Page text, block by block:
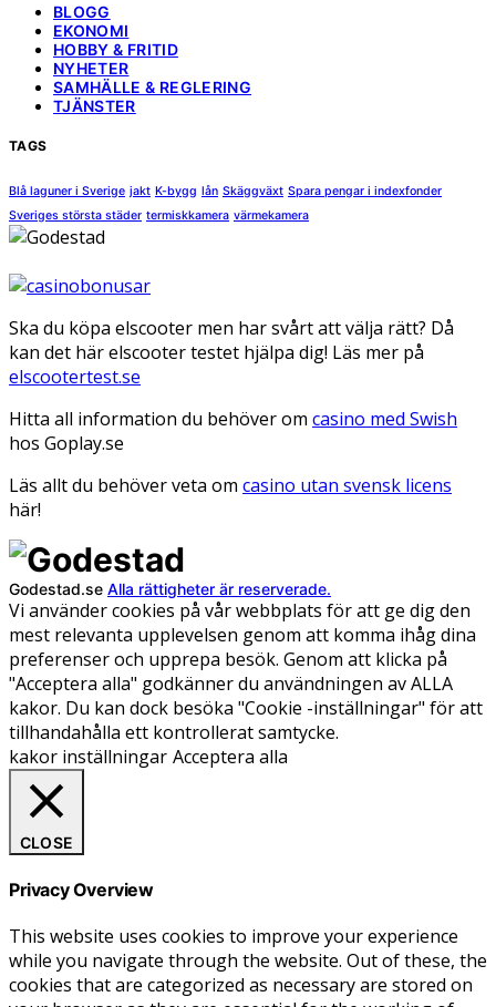
BLOGG
EKONOMI
HOBBY & FRITID
NYHETER
SAMHÄLLE & REGLERING
TJÄNSTER
TAGS
Blå laguner i Sverige jakt K-bygg lån Skäggväxt Spara pengar i indexfonder
Sveriges största städer termiskkamera värmekamera
Ska du köpa elscooter men har svårt att välja rätt? Då
kan det här elscooter testet hjälpa dig! Läs mer på
elscootertest.se
Hitta all information du behöver om casino med Swish
hos Goplay.se
Läs allt du behöver veta om casino utan svensk licens
här!
Godestad.se Alla rättigheter är reserverade.
Vi använder cookies på vår webbplats för att ge dig den
mest relevanta upplevelsen genom att komma ihåg dina
preferenser och upprepa besök. Genom att klicka på
"Acceptera alla" godkänner du användningen av ALLA
kakor. Du kan dock besöka "Cookie -inställningar" för att
tillhandahålla ett kontrollerat samtycke.
kakor inställningar Acceptera alla
CLOSE
Privacy Overview
This website uses cookies to improve your experience
while you navigate through the website. Out of these, the
cookies that are categorized as necessary are stored on